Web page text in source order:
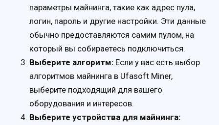
параметры майнинга, такие как адрес пула,
логин, пароль и другие настройки. Эти данные
обычно предоставляются самим пулом, на
который вы собираетесь подключиться.
Выберите алгоритм: Если у вас есть выбор
алгоритмов майнинга в Ufasoft Miner,
выберите подходящий для вашего
оборудования и интересов.
Выберите устройства для майнинга: